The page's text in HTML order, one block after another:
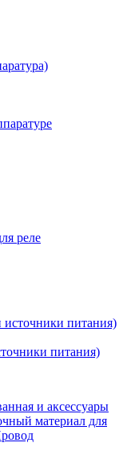
реле
питания)
питания)
и аксессуары
материал для